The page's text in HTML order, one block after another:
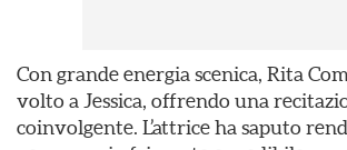
Con grande energia scenica, Rita
volto a Jessica, offrendo una
coinvolgente. L’attrice ha saputo